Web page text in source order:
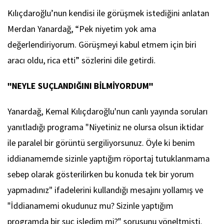
Kılıçdaroğlu’nun kendisi ile görüşmek istediğini anlatan
Merdan Yanardağ, “Pek niyetim yok ama
değerlendiriyorum. Görüşmeyi kabul etmem için biri
aracı oldu, rica etti” sözlerini dile getirdi.
"NEYLE SUÇLANDIĞINI BİLMİYORDUM"
Yanardağ, Kemal Kılıçdaroğlu'nun canlı yayında soruları
yanıtladığı programa "Niyetiniz ne olursa olsun iktidar
ile paralel bir görüntü sergiliyorsunuz. Öyle ki benim
iddianamemde sizinle yaptığım röportaj tutuklanmama
sebep olarak gösterilirken bu konuda tek bir yorum
yapmadınız" ifadelerini kullandığı mesajını yollamış ve
"İddianamemi okudunuz mu? Sizinle yaptığım
programda bir suç işledim mi?" sorusunu yöneltmişti.